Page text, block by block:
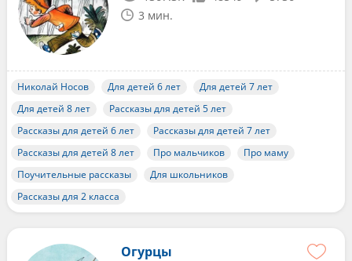
3 мин.
Николай Носов Для детей 6 лет
Для детей 7 лет
Для детей 8 лет
Рассказы для детей 5 лет
Рассказы для детей 6 лет
Рассказы для детей 7 лет
Рассказы для детей 8 лет
Про мальчиков
Про маму
Поучительные рассказы
Для школьников
Рассказы для 2 класса
Огурцы